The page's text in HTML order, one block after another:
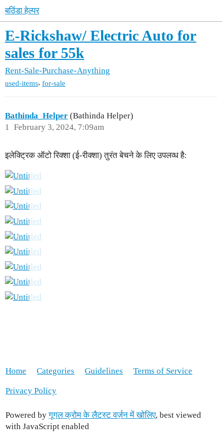
बठिंडा हेल्पर
E-Rickshaw/ Electric Auto for
sales for 55k
Rent-Sale-Purchase-Anything
used-items, for-sale
Bathinda_Helper (Bathinda Helper)
February 3, 2024, 7:09am
1
इलेक्ट्रिक ऑटो रिक्शा (ई-रीक्शा) तुरंत बेचने के लिए उपलव्ध है:
Home Categories Guidelines Terms of Service
Privacy Policy
Powered byगूगल क्रोम के लैटस्ट वर्ज़न में खोलिए, best viewed
with JavaScript enabled